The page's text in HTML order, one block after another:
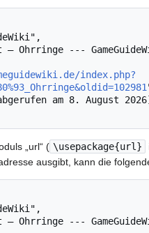
index.php?
„url“ ( \usepackage{url}
ausgibt, kann die